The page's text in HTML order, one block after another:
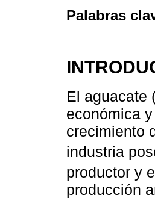
Palabras
El aguacate
económica
crecimiento
industria
productor y
producción